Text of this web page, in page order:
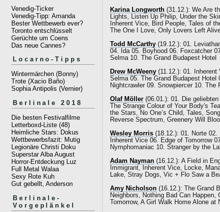
Venedig-Ticker
Venedig-Tipp: Amanda
Bester Wettbewerb ever?
Toronto entschlüsselt
Gerüchte um Coens
Das neue Cannes?
Locarno-Tipps
Wintermärchen (Bonny)
Trote (Xacio Baño)
Sophia Antipolis (Vernier)
Berlinale 2018
Die besten Festivalfilme
Letterboxd-Liste (48)
Heimliche Stars: Dokus
Wettbewerbsfazit: Mutig
Legionäre Christi Doku
Superstar Alba August
Horror-Entdeckung Luz
Full Metal Walaa
Sexy Rote Kuh
Gut gebellt, Anderson
Berlinale-
Vorgeplänkel
Karina Longworth (31.12.): We Are
Lights, Listen Up Philip, Under the
Inherent Vice, Bird People, Tales of
The One I Love, Only Lovers Left
Todd McCarthy (19.12.): 01.
04. Ida 05. Boyhood 06. Foxcatcher
Selma 10. The Grand Budapest Hotel
Drew McWeeny (11.12.): 01.
Selma 05. The Grand Budapest
Nightcrawler 09. Snowpiercer 10. The
Olaf Möller (06.01.): 01. Die
The Strange Colour of Your Body's
the Stars, No One’s Child, Tales,
Reverse Spectrum, Greenery Will
Wesley Morris (18.12.): 01. Norte
Inherent Vice 06. Edge of Tomorrow
Nymphomaniac 10. Stranger by the
Adam Nayman (16.12.): A Field in
Immigrant, Inherent Vice, Locke,
Lake, Stray Dogs, Vic + Flo Saw a
Amy Nicholson (16.12.): The Grand
Neighbors, Nothing Bad Can
Tomorrow, A Girl Walk Home Alone